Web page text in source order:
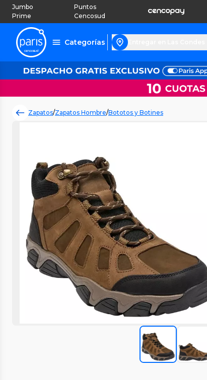
Jumbo
Prime
Puntos
Cencosud
Categorías
Zapatos/Zapatos Hombre/Bototos y Botines